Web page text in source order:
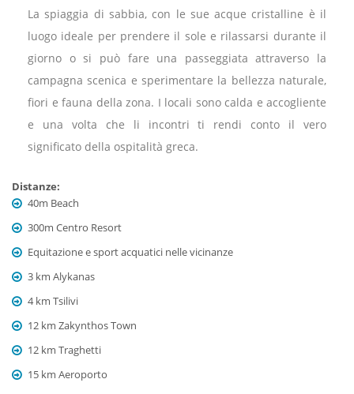
La spiaggia di sabbia, con le sue acque cristalline è il
luogo ideale per prendere il sole e rilassarsi durante il
giorno o si può fare una passeggiata attraverso la
campagna scenica e sperimentare la bellezza naturale,
fiori e fauna della zona. I locali sono calda e accogliente
e una volta che li incontri ti rendi conto il vero
significato della ospitalità greca.
Distanze:
40m Beach
300m Centro Resort
Equitazione e sport acquatici nelle vicinanze
3 km Alykanas
4 km Tsilivi
12 km Zakynthos Town
12 km Traghetti
15 km Aeroporto